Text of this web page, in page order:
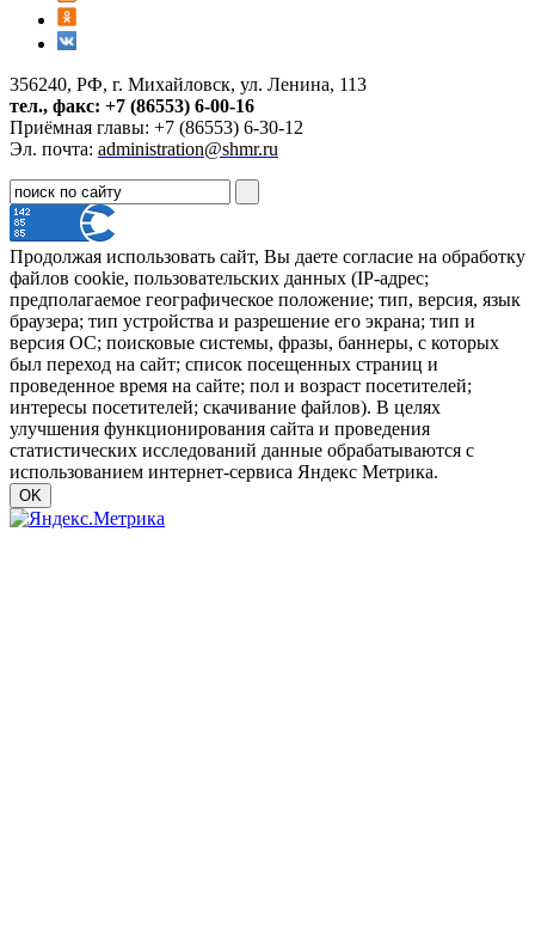
356240, РФ, г. Михайловск, ул. Ленина, 113
тел., факс: +7 (86553) 6-00-16
Приёмная главы: +7 (86553) 6-30-12
Эл. почта: administration@shmr.ru
Продолжая использовать сайт, Вы даете согласие на обработку
файлов cookie, пользовательских данных (IP-адрес;
предполагаемое географическое положение; тип, версия, язык
браузера; тип устройства и разрешение его экрана; тип и
версия ОС; поисковые системы, фразы, баннеры, с которых
был переход на сайт; список посещенных страниц и
проведенное время на сайте; пол и возраст посетителей;
интересы посетителей; скачивание файлов). В целях
улучшения функционирования сайта и проведения
статистических исследований данные обрабатываются с
использованием интернет-сервиса Яндекс Метрика.
OK